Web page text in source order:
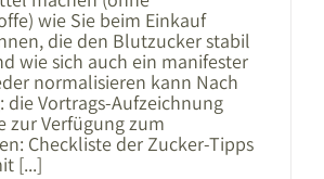
wie Sie beim Einkauf
die den Blutzucker stabil
wie sich auch ein manifester
normalisieren kann Nach
die Vortrags-Aufzeichnung
zur Verfügung zum
Checkliste der Zucker-Tipps
[...]